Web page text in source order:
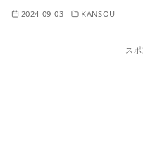
2024-09-03 KANSOU
ス